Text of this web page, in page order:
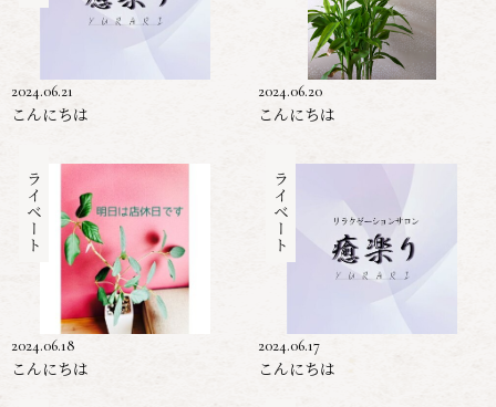
2024.06.21
こんにちは
2024.06.20
こんにちは
プライベート
2024.06.18
こんにちは
プライベート
2024.06.17
こんにちは